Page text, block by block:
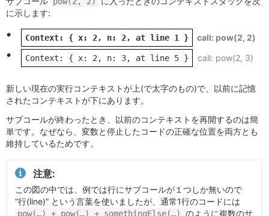
に示します:
Context: { x: 2, n: 2, at line 1 } pow(2, 2)
Context: { x: 2, n: 3, at line 5 } pow(2, 3)
新しい現在の実行コンテキストが上(で太字のもの)で、以前に記憶
されたコンテキストが下にあります。
サブコールが終わったとき、以前のコンテキストを再開するのは簡
単です。なぜなら、変数と停止したコードの正確な位置を両方とも
維持しているためです。
注意:
この図の中では、例では行にサブコールが１つしか無いので
“行(line)” という言葉を使いましたが、通常1行のコードには
pow(…) + pow(…) + somethingElse(…)
のように複数のサ